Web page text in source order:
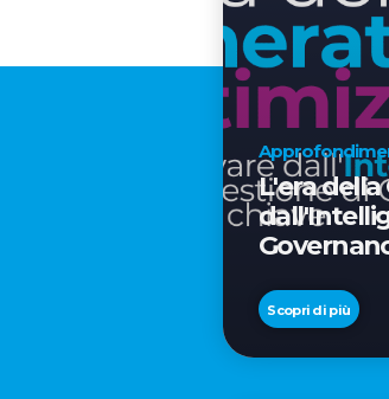
L'era
Scopri di più